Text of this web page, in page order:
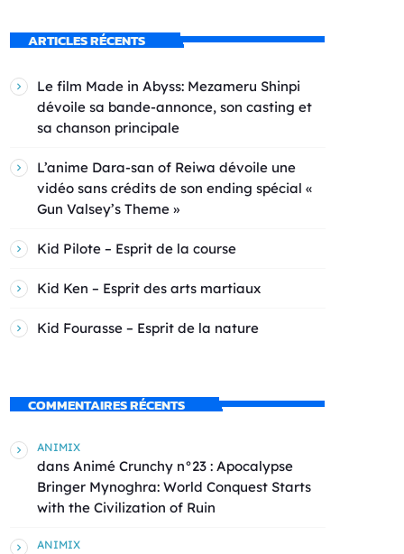
ARTICLES RÉCENTS
Le film Made in Abyss: Mezameru Shinpi
dévoile sa bande-annonce, son casting et
sa chanson principale
L’anime Dara-san of Reiwa dévoile une
vidéo sans crédits de son ending spécial «
Gun Valsey’s Theme »
Kid Pilote – Esprit de la course
Kid Ken – Esprit des arts martiaux
Kid Fourasse – Esprit de la nature
COMMENTAIRES RÉCENTS
ANIMIX
dans Animé Crunchy n°23 : Apocalypse
Bringer Mynoghra: World Conquest Starts
with the Civilization of Ruin
ANIMIX